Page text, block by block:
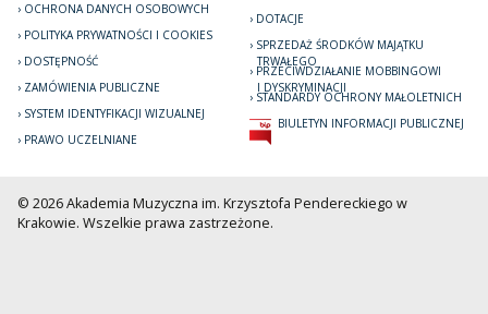
OCHRONA DANYCH OSOBOWYCH
POLITYKA PRYWATNOŚCI I COOKIES
DOSTĘPNOŚĆ
ZAMÓWIENIA PUBLICZNE
SYSTEM IDENTYFIKACJI WIZUALNEJ
PRAWO UCZELNIANE
DOTACJE
SPRZEDAŻ ŚRODKÓW MAJĄTKU
TRWAŁEGO
PRZECIWDZIAŁANIE MOBBINGOWI
I DYSKRYMINACJI
STANDARDY OCHRONY MAŁOLETNICH
BIULETYN INFORMACJI PUBLICZNEJ
© 2026 Akademia Muzyczna im. Krzysztofa Pendereckiego w
Krakowie. Wszelkie prawa zastrzeżone.